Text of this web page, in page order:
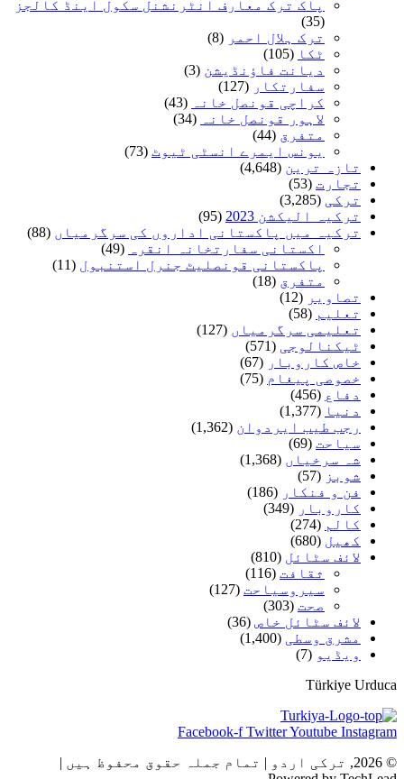
پاک ترک معارف انٹرنشنل سکول اینڈ کالجز
(35)
ترک ہلال احمر (8)
ٹکا (105)
دیانت فاؤنڈیشن (3)
سفارتکار (127)
کراچی قونصل خانہ
(43)
لاہور قونصل خانہ
(34)
متفرق (44)
یونس ایمرے انسٹی ٹیوٹ (73)
تازہ ترین (4,648)
تجارت (53)
ترکی (3,285)
ترکیہ الیکشن 2023
(95)
ترکیہ میں پاکستانی اداروں کی سرگرمیاں (88)
اکستانی سفارتخانہ انقرہ
(49)
پاکستانی قونصلیٹ جنرل استنبول (11)
متفرق (18)
تصاویر (12)
تعلیم (58)
تعلیمی سرگرمیاں (127)
ٹیکنالوجی (571)
خاص کاروبار (67)
خصوصی پیغام (75)
دفاع (456)
دنیا (1,377)
رجب طیب ایردوان (1,362)
سیاحت (69)
شہ سرخیاں (1,368)
شوبز (57)
فن و فنکار (186)
کاروبار (349)
کالم (274)
کھیل (680)
لائف سٹائل (810)
ثقافت (116)
سیروسیاحت (127)
صحت (303)
لائف سٹائل خاص (36)
مشرق وسطی (1,400)
ویڈیو (7)
Türkiye Urduca
Facebook-f TwitterYoutube Instagram
© 2026, ترکی اردو | تمام جملہ حقوق محفوظ ہیں |